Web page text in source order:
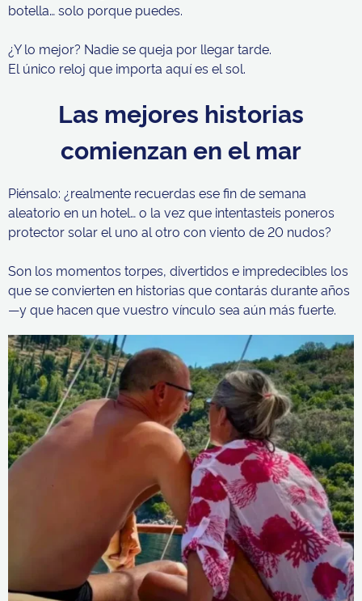
botella… solo porque puedes.
¿Y lo mejor? Nadie se queja por llegar tarde.
El único reloj que importa aquí es el sol.
Las mejores historias
comienzan en el mar
Piénsalo: ¿realmente recuerdas ese fin de semana
aleatorio en un hotel… o la vez que intentasteis poneros
protector solar el uno al otro con viento de 20 nudos?
Son los momentos torpes, divertidos e impredecibles los
que se convierten en historias que contarás durante años
—y que hacen que vuestro vínculo sea aún más fuerte.